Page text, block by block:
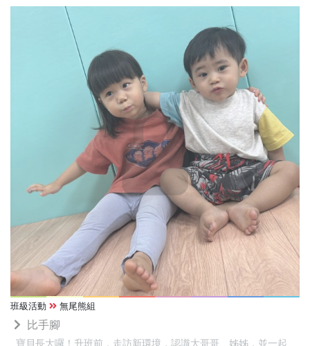
貝和哥哥、姊姊互相抱抱、擊掌，分享一起成長的喜悅。不同年
齡的交流中建立自信，也享受一起學習與成長的樂趣。❤️❤️
班級活動 無尾熊組
比手腳
寶貝長大囉！升班前，走訪新環境，認識大哥哥、姊姊，並一起